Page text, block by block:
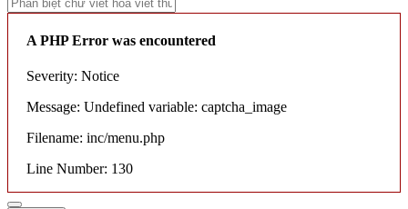
A PHP Error was encountered
Severity: Notice
Message: Undefined variable: captcha_image
Filename: inc/menu.php
Line Number: 130